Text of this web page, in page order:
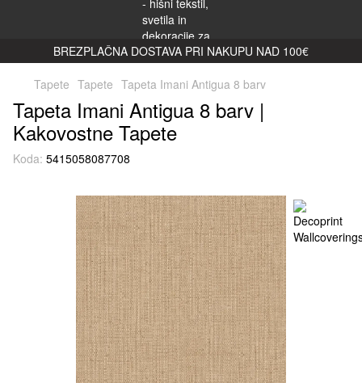
BREZPLAČNA DOSTAVA PRI NAKUPU NAD 100€
Tapete Tapete Tapeta Imani Antigua 8 barv
Tapeta Imani Antigua 8 barv |
Kakovostne Tapete
Koda: 5415058087708